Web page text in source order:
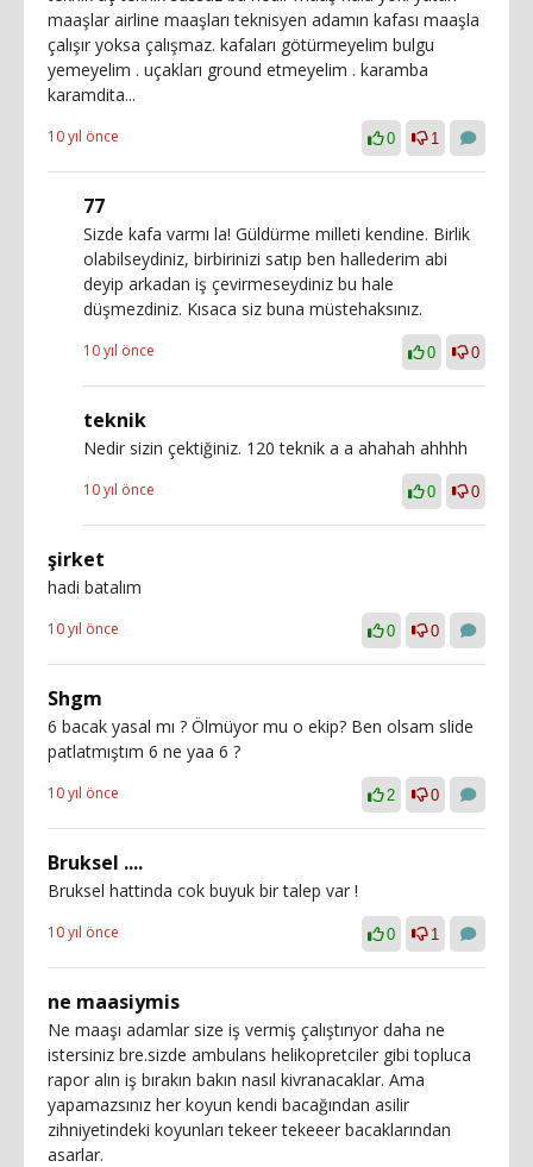
maaşlar airline maaşları teknisyen adamın kafası maaşla
çalışır yoksa çalışmaz. kafaları götürmeyelim bulgu
yemeyelim . uçakları ground etmeyelim . karamba
karamdita...
10 yıl önce 0 1
77
Sizde kafa varmı la! Güldürme milleti kendine. Birlik
olabilseydiniz, birbirinizi satıp ben hallederim abi
deyip arkadan iş çevirmeseydiniz bu hale
düşmezdiniz. Kısaca siz buna müstehaksınız.
10 yıl önce 0 0
teknik
Nedir sizin çektiğiniz. 120 teknik a a ahahah ahhhh
10 yıl önce 0 0
şirket
hadi batalım
10 yıl önce 0 0
Shgm
6 bacak yasal mı ? Ölmüyor mu o ekip? Ben olsam slide
patlatmıştım 6 ne yaa 6 ?
10 yıl önce 2 0
Bruksel ....
Bruksel hattinda cok buyuk bir talep var !
10 yıl önce 0 1
ne maasiymis
Ne maaşı adamlar size iş vermiş çalıştırıyor daha ne
istersiniz bre.sizde ambulans helikopretciler gibi topluca
rapor alın iş bırakın bakın nasıl kivranacaklar. Ama
yapamazsınız her koyun kendi bacağından asilir
zihniyetindeki koyunları tekeer tekeeer bacaklarından
asarlar.